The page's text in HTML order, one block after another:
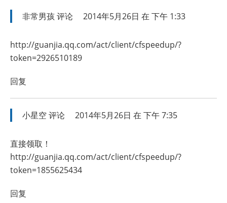
非常男孩评论 2014年5月26日 在 下午 1:33
http://guanjia.qq.com/act/client/cfspeedup/?
token=2926510189
回复
小星空 评论 2014年5月26日 在 下午 7:35
直接领取！
http://guanjia.qq.com/act/client/cfspeedup/?
token=1855625434
回复